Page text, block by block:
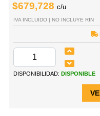
$679,728 c/u
IVA INCLUIDO | NO INCLUYE RIN
DISPONIBILIDAD: DISPONIBLE